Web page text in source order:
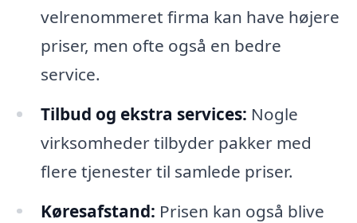
velrenommeret firma kan have højere
priser, men ofte også en bedre
service.
Tilbud og ekstra services: Nogle
virksomheder tilbyder pakker med
flere tjenester til samlede priser.
Køresafstand: Prisen kan også blive